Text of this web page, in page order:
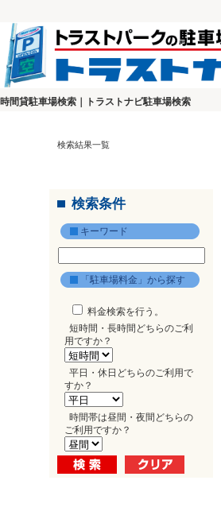
時間貸駐車場検索｜トラストナビ駐車場検索
検索結果一覧
検索条件
キーワード
「駐車場料金」から探す
料金検索を行う。
短時間・長時間どちらのご利
用ですか？
平日・休日どちらのご利用で
すか？
時間帯は昼間・夜間どちらの
ご利用ですか？